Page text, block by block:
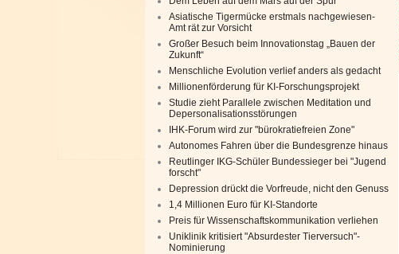
Asiatische Tigermücke erstmals nachgewiesen-
Amt rät zur Vorsicht
Großer Besuch beim Innovationstag „Bauen der
Zukunft“
Menschliche Evolution verlief anders als gedacht
Millionenförderung für KI-Forschungsprojekt
Studie zieht Parallele zwischen Meditation und
Depersonalisationsstörungen
IHK-Forum wird zur "bürokratiefreien Zone"
Autonomes Fahren über die Bundesgrenze hinaus
Reutlinger IKG-Schüler Bundessieger bei "Jugend
forscht"
Depression drückt die Vorfreude, nicht den Genuss
1,4 Millionen Euro für KI-Standorte
Preis für Wissenschaftskommunikation verliehen
Uniklinik kritisiert "Absurdester Tierversuch"-
Nominierung